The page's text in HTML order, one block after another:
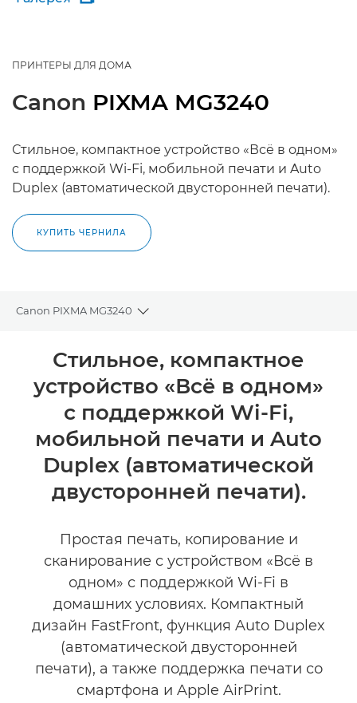
ПРИНТЕРЫ ДЛЯ ДОМА
Canon PIXMA MG3240
Стильное, компактное устройство «Всё в одном»
с поддержкой Wi-Fi, мобильной печати и Auto
Duplex (автоматической двусторонней печати).
КУПИТЬ ЧЕРНИЛА
Canon PIXMA MG3240
Toggle breadcrumbs
Общая информация
Технические характеристики
КУПИТЬ ЧЕРНИЛА
Стильное, компактное
устройство «Всё в одном»
с поддержкой Wi-Fi,
мобильной печати и Auto
Duplex (автоматической
двусторонней печати).
Простая печать, копирование и
сканирование с устройством «Всё в
одном» с поддержкой Wi-Fi в
домашних условиях. Компактный
дизайн FastFront, функция Auto Duplex
(автоматической двусторонней
печати), а также поддержка печати со
смартфона и Apple AirPrint.